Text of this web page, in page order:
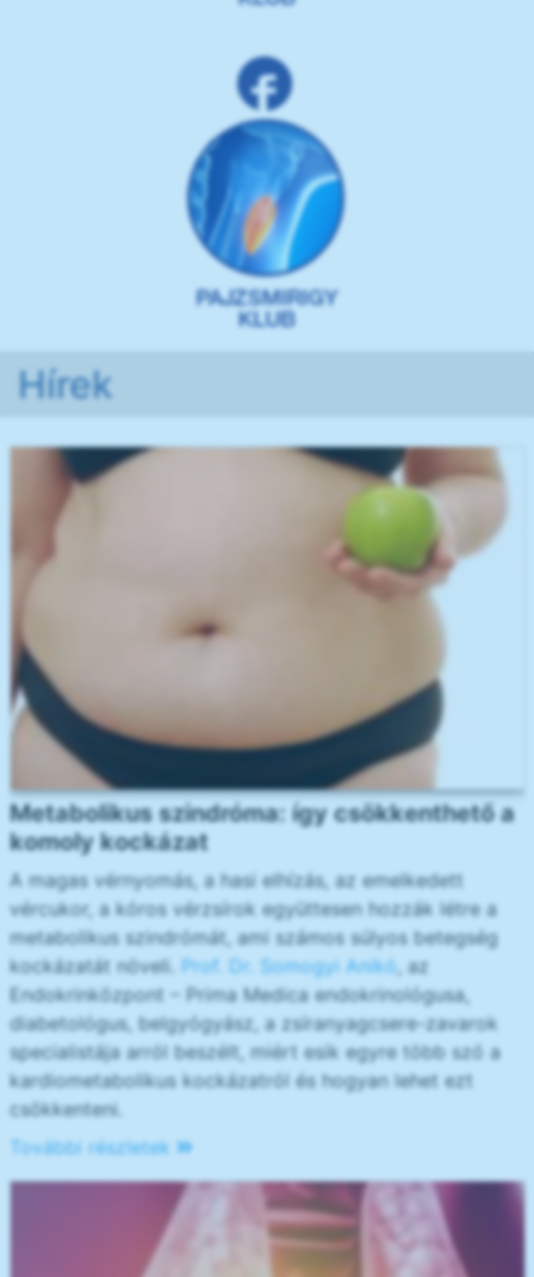
Hírek
Metabolikus szindróma: így csökkenthető a
komoly kockázat
A magas vérnyomás, a hasi elhízás, az emelkedett
vércukor, a kóros vérzsírok együttesen hozzák létre a
metabolikus szindrómát, ami számos súlyos betegség
kockázatát növeli. Prof. Dr. Somogyi Anikó, az
Endokrinközpont – Prima Medica endokrinológusa,
diabetológus, belgyógyász, a zsíranyagcsere-zavarok
specialistája arról beszélt, miért esik egyre több szó a
kardiometabolikus kockázatról és hogyan lehet ezt
csökkenteni.
További részletek